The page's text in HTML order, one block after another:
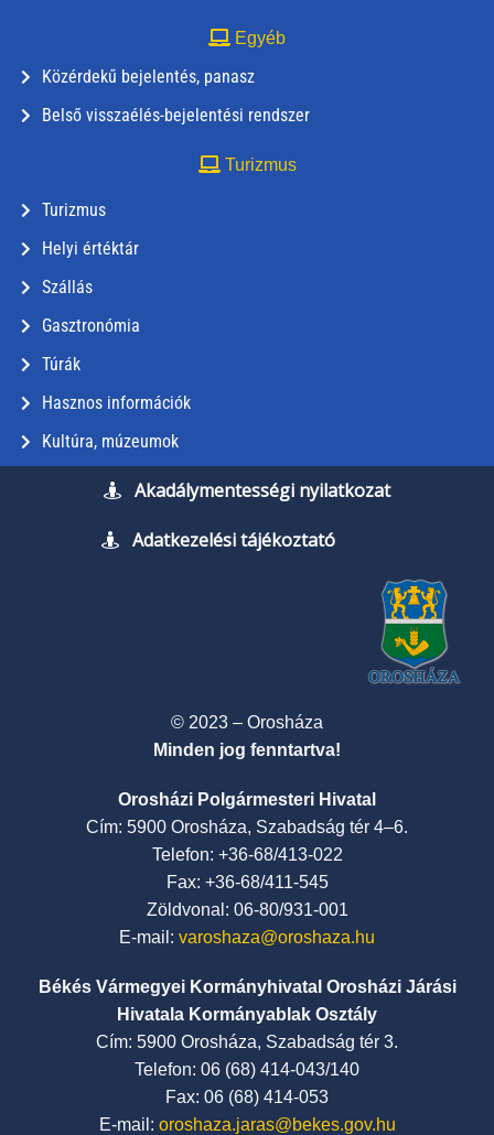
Egyéb
Közérdekű bejelentés, panasz
Belső visszaélés-bejelentési rendszer
Turizmus
Turizmus
Helyi értéktár
Szállás
Gasztronómia
Túrák
Hasznos információk
Kultúra, múzeumok
Akadálymentességi nyilatkozat
Adatkezelési tájékoztató
© 2023 – Orosháza
Minden jog fenntartva!
Orosházi Polgármesteri Hivatal
Cím: 5900 Orosháza, Szabadság tér 4–6.
Telefon: +36-68/413-022
Fax: +36-68/411-545
Zöldvonal: 06-80/931-001
E-mail: varoshaza@oroshaza.hu
Békés Vármegyei Kormányhivatal Orosházi Járási
Hivatala Kormányablak Osztály
Cím: 5900 Orosháza, Szabadság tér 3.
Telefon: 06 (68) 414-043/140
Fax: 06 (68) 414-053
E-mail: oroshaza.jaras@bekes.gov.hu